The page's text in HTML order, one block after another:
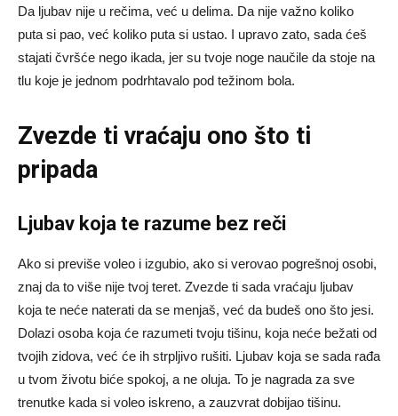
Da ljubav nije u rečima, već u delima. Da nije važno koliko
puta si pao, već koliko puta si ustao. I upravo zato, sada ćeš
stajati čvršće nego ikada, jer su tvoje noge naučile da stoje na
tlu koje je jednom podrhtavalo pod težinom bola.
Zvezde ti vraćaju ono što ti
pripada
Ljubav koja te razume bez reči
Ako si previše voleo i izgubio, ako si verovao pogrešnoj osobi,
znaj da to više nije tvoj teret. Zvezde ti sada vraćaju ljubav
koja te neće naterati da se menjaš, već da budeš ono što jesi.
Dolazi osoba koja će razumeti tvoju tišinu, koja neće bežati od
tvojih zidova, već će ih strpljivo rušiti. Ljubav koja se sada rađa
u tvom životu biće spokoj, a ne oluja. To je nagrada za sve
trenutke kada si voleo iskreno, a zauzvrat dobijao tišinu.